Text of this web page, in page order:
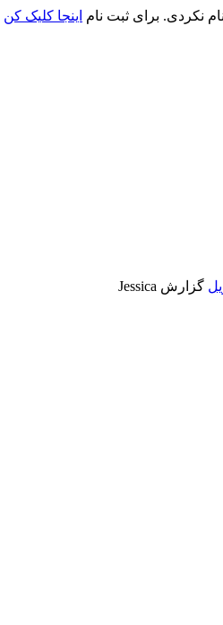
نکردی. برای ثبت نام اینجا کلیک کن
گزارش Jessica